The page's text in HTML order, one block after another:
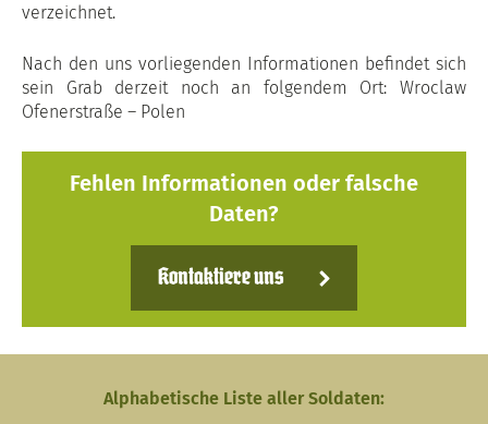
verzeichnet.
Nach den uns vorliegenden Informationen befindet sich
sein Grab derzeit noch an folgendem Ort: Wroclaw
Ofenerstraße – Polen
Fehlen Informationen oder falsche
Daten?
Kontaktiere uns
Alphabetische Liste aller Soldaten: